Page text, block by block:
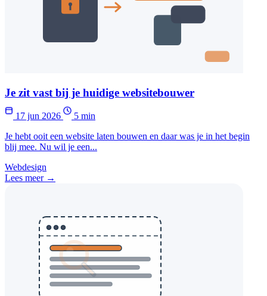
Je zit vast bij je huidige websitebouwer
17 jun 2026
5 min
Je hebt ooit een website laten bouwen en daar was je in het begin
blij mee. Nu wil je een...
Webdesign
Lees meer →